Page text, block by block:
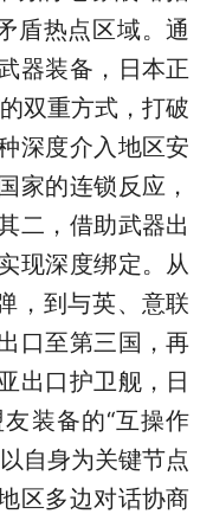
盾热点区域。通
器装备，日本正
双重方式，打破
深度介入地区安
家的连锁反应，
二，借助武器出
现深度绑定。从
，到与英、意联
口至第三国，再
出口护卫舰，日
装备的“互操作
自身为关键节点
区多边对话协商